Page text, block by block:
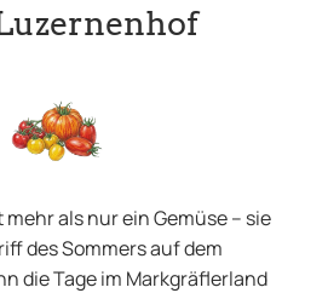
als nur ein Gemüse – sie
des Sommers auf dem
die Tage im Markgräflerland